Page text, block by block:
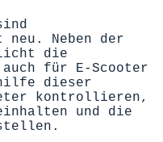
neu. Neben der
die
auch für E-Scooter
dieser
kontrollieren,
und die